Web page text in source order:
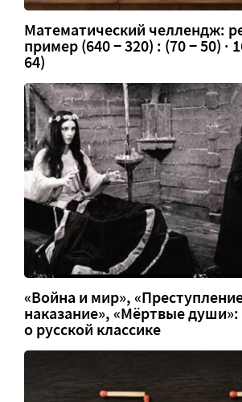
Математический челлендж:
пример (640 − 320) : (70 − 50) ·
64)
«Война и мир»,
наказание», «Мёртвые души»:
о русской классике